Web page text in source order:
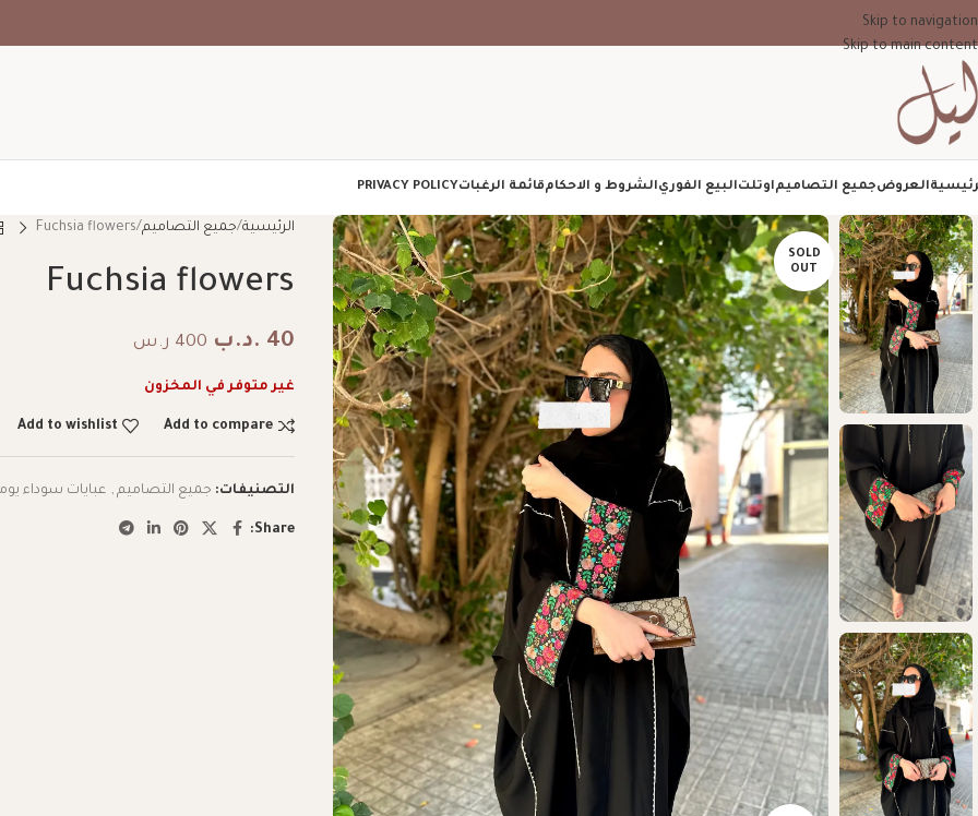
Skip to navigation
Skip to main content
العروضجميع التصاميماوتلتالبيع الفوريالشروط و الاحكامقائمة الرغباتPRIVACY POLICY
SOLD
OUT
الرئيسية جميع التصاميم Fuchsia flowers
Fuchsia flowers
40 .د.ب 400 ر.س
غير متوفر في المخزون
Add to compare
Add to wishlist
التصنيفات: جميع التصاميم , عبايات سوداء
Share: